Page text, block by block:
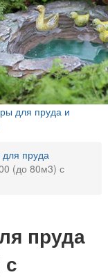
для пруда и
пруда
(до 80м3) с
пруда
с